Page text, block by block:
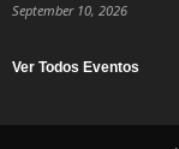
September 10, 2026
Ver Todos Eventos